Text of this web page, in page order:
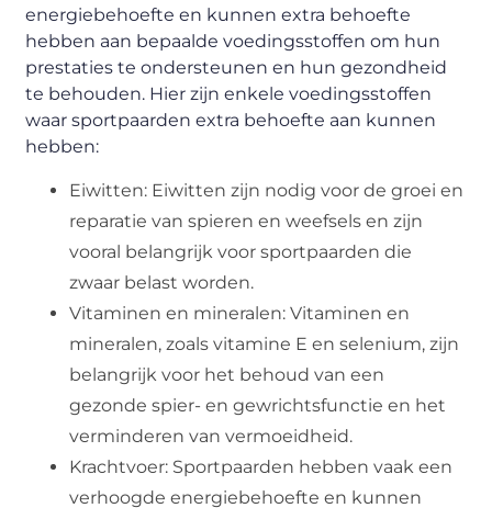
energiebehoefte en kunnen extra behoefte
hebben aan bepaalde voedingsstoffen om hun
prestaties te ondersteunen en hun gezondheid
te behouden. Hier zijn enkele voedingsstoffen
waar sportpaarden extra behoefte aan kunnen
hebben:
Eiwitten: Eiwitten zijn nodig voor de groei en
reparatie van spieren en weefsels en zijn
vooral belangrijk voor sportpaarden die
zwaar belast worden.
Vitaminen en mineralen: Vitaminen en
mineralen, zoals vitamine E en selenium, zijn
belangrijk voor het behoud van een
gezonde spier- en gewrichtsfunctie en het
verminderen van vermoeidheid.
Krachtvoer: Sportpaarden hebben vaak een
verhoogde energiebehoefte en kunnen